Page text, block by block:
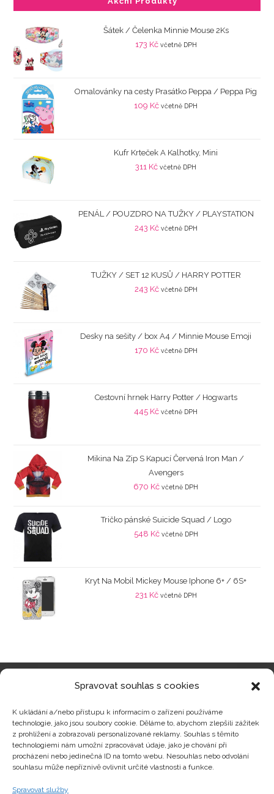
Spravovat souhlas s cookies
K ukládání a/nebo přístupu k informacím o zařízení používáme
technologie, jako jsou soubory cookie. Děláme to, abychom zlepšili zážitek
z prohlížení a zobrazovali personalizované reklamy. Souhlas s těmito
technologiemi nám umožní zpracovávat údaje, jako je chování při
procházení nebo jedinečná ID na tomto webu. Nesouhlas nebo odvolání
souhlasu může nepříznivě ovlivnit určité vlastnosti a funkce.
Spravovat služby
Šátek / Čelenka Minnie Mouse 2Ks
173 Kč včetně DPH
Omalovánky na cesty Prasátko Peppa / Peppa Pig
109 Kč včetně DPH
Kufr Krteček A Kalhotky, Mini
311 Kč včetně DPH
PENÁL / POUZDRO NA TUŽKY / PLAYSTATION
243 Kč včetně DPH
TUŽKY / SET 12 KUSŮ / HARRY POTTER
243 Kč včetně DPH
Desky na sešity / box A4 / Minnie Mouse Emoji
170 Kč včetně DPH
Cestovní hrnek Harry Potter / Hogwarts
445 Kč včetně DPH
Mikina Na Zip S Kapucí Červená Iron Man /
Avengers
670 Kč včetně DPH
Tričko pánské Suicide Squad / Logo
548 Kč včetně DPH
Kryt Na Mobil Mickey Mouse Iphone 6+ / 6S+
231 Kč včetně DPH
Zajímavosti